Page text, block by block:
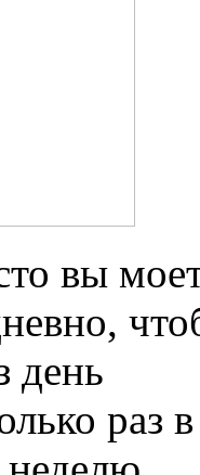
вы
день
раз